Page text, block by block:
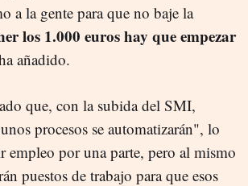
a la gente para que no baje la
los 1.000 euros hay que empezar
añadido.
que, con la subida del SMI,
procesos se automatizarán", lo
empleo por una parte, pero al mismo
puestos de trabajo para que esos